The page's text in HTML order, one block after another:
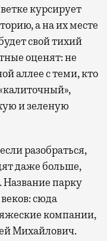
курсирует
а на их месте
свой тихий
оценят: не
аллее с теми, кто
и зеленую
разобраться,
даже больше,
Название парку
сюда
компании,
Михайлович.